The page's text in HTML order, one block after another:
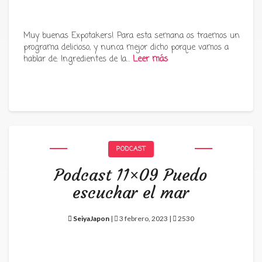
Muy buenas Expotakers! Para esta semana os traemos un
programa delicioso, y nunca mejor dicho porque vamos a
hablar de: Ingredientes de la… Leer más
PODCAST
Podcast 11×09 Puedo
escuchar el mar
SeiyaJapon | 3 febrero, 2023 | 2530